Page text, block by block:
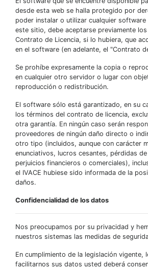
desde esta web se halla protegido por
poder instalar o utilizar cualquier
este sitio, debe aceptarse previamente
Contrato de Licencia, si lo hubiera, que
en el software (en adelante, el "Contrato
Se prohíbe expresamente la copia o
en cualquier otro servidor o lugar con
reproducción o redistribución.
El software sólo está garantizado, en su
los términos del contrato de licencia,
otra garantía. En ningún caso serán
proveedores de ningún daño directo o
otro tipo (incluidos, aunque con carácter
enunciativos, lucros cesantes, pérdidas
perjuicios financieros o comerciales),
el IVACE hubiese sido informada de la
daños.
Confidencialidad de los datos
Nos preocupamos por su privacidad y
nuestros sistemas las medidas de
En cumplimiento de la legislación vigente,
facilitarnos sus datos usted deberá